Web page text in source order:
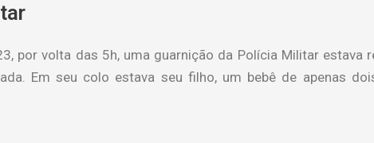
por volta das 5h, uma guarnição da Polícia Militar estava
Em seu colo estava seu filho, um bebê de apenas